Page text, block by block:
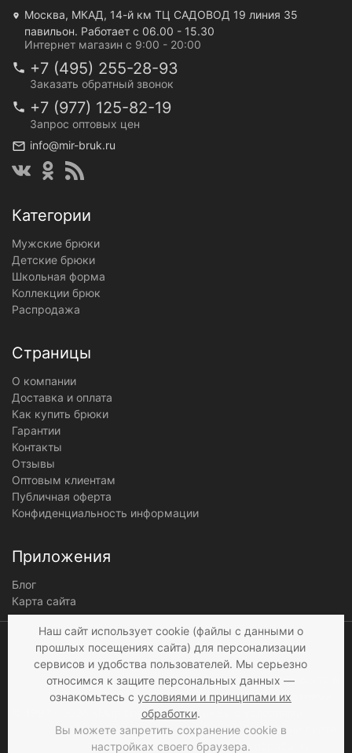
Москва, МКАД, 14-й км ТЦ САДОВОД 19 линия 35
павильон. Работает с 06.00 - 15.30
Интернет магазин с 9:00 - 20:00
+7 (495) 255-28-93
Заказать обратный звонок
+7 (977) 125-82-19
Запрос оптовых цен
info@mir-bruk.ru
Категории
Мужские брюки
Детские брюки
Школьная форма
Коллекции брюк
Распродажа
Страницы
О компании
Доставка и оплата
Как купить брюки
Гарантии
Контакты
Отзывы
Оптовым клиентам
Публичная оферта
Конфиденциальность информации
Приложения
Блог
Карта сайта
© 1997 - 2026 «Мир брюк»
Мы получаем и
обрабатываем
персональные данные
посетителей нашего сайта в
соответствии сусловиями
а также c
продажи. Если вы не даете
согласия на обработку
Наш сайт использует cookie (файлы с данными о
прошлых посещениях сайта) для персонализации
сервисов и удобства пользователей. Мы серьезно
относимся к защите персональных данных —
ознакомьтесь с условиями и принципами их
обработки.
Вы можете запретить сохранение cookie в
настройках своего браузера.